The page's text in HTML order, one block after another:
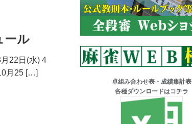
ール
22日(水) 4
月25 […]
卓組み合わせ表・成績集計表
各種ダウンロードはコチラ